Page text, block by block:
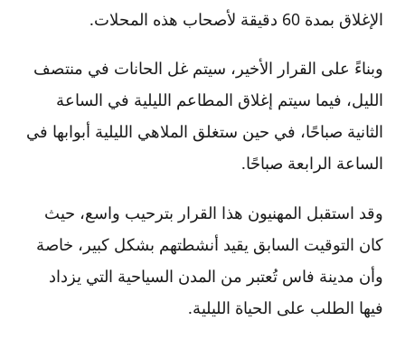
الإغلاق بمدة 60 دقيقة لأصحاب هذه المحلات.
وبناءً على القرار الأخير، سيتم غل الحانات في منتصف
الليل، فيما سيتم إغلاق المطاعم الليلية في الساعة
الثانية صباحًا، في حين ستغلق الملاهي الليلية أبوابها في
الساعة الرابعة صباحًا.
وقد استقبل المهنيون هذا القرار بترحيب واسع، حيث
كان التوقيت السابق يقيد أنشطتهم بشكل كبير، خاصة
وأن مدينة فاس تُعتبر من المدن السياحية التي يزداد
فيها الطلب على الحياة الليلية.